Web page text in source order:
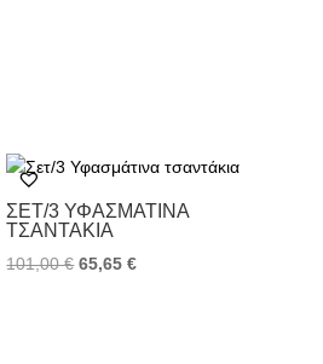
ΣΕΤ/3 ΥΦΑΣΜΆΤΙΝΑ
ΤΣΑΝΤΆΚΙΑ
101,00€ 65,65€